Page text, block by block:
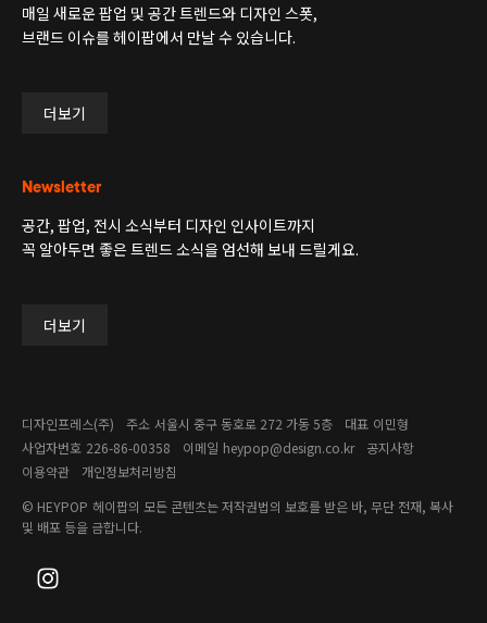
매일 새로운 팝업 및 공간 트렌드와 디자인 스폿,
브랜드 이슈를 헤이팝에서 만날 수 있습니다.
더보기
Newsletter
공간, 팝업, 전시 소식부터 디자인 인사이트까지
꼭 알아두면 좋은 트렌드 소식을 엄선해 보내 드릴게요.
더보기
디자인프레스(주) 주소 서울시 중구 동호로 272 가동 5층 대표 이민형
사업자번호 226-86-00358​ 이메일 heypop@design.co.kr
공지사항
이용약관
개인정보처리방침
© HEYPOP 헤이팝의 모든 콘텐츠는 저작권법의 보호를 받은 바, 무단 전재, 복사
및 배포 등을 금합니다.